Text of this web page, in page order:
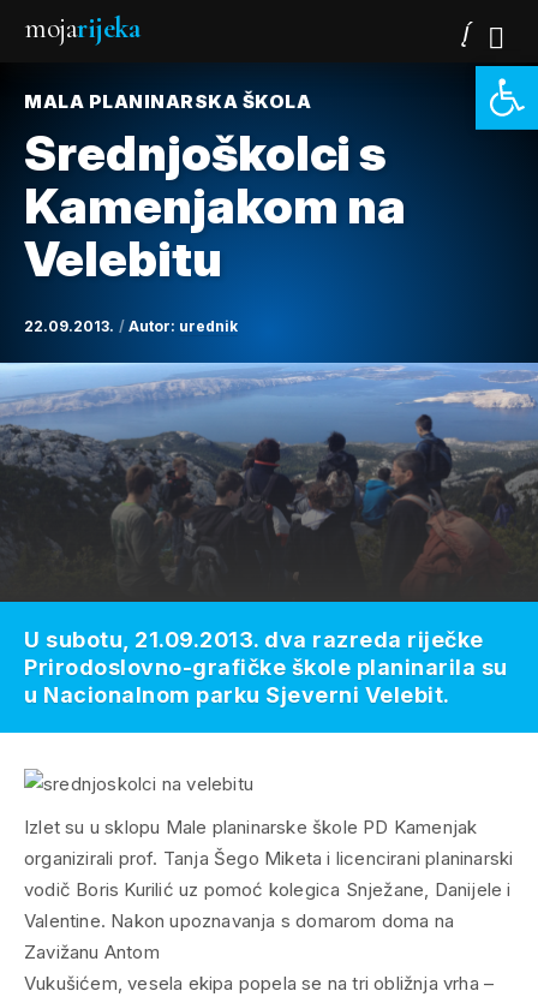
mojarijeka
MALA PLANINARSKA ŠKOLA
Srednjoškolci s
Kamenjakom na
Velebitu
22.09.2013. Autor: urednik
Izlet su u sklopu Male planinarske škole PD Kamenjak
organizirali prof. Tanja Šego Miketa i licencirani planinarski
vodič Boris Kurilić uz pomoć kolegica Snježane, Danijele i
Valentine. Nakon upoznavanja s domarom doma na
Zavižanu Antom
Vukušićem, vesela ekipa popela se na tri obližnja vrha –
U subotu, 21.09.2013. dva razreda riječke
Prirodoslovno-grafičke škole planinarila su
u Nacionalnom parku Sjeverni Velebit.